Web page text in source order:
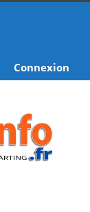
Connexion